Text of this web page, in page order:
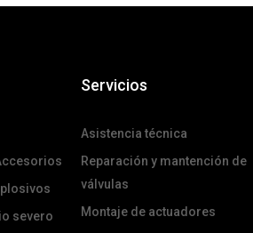
severo
Servicios
Asistencia técnica
Reparación y mantención de
válvulas
Montaje de actuadores